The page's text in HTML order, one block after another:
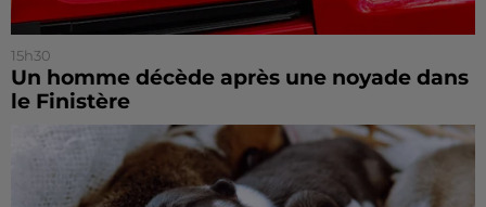
15h30
Un homme décède après une noyade dans
le Finistère